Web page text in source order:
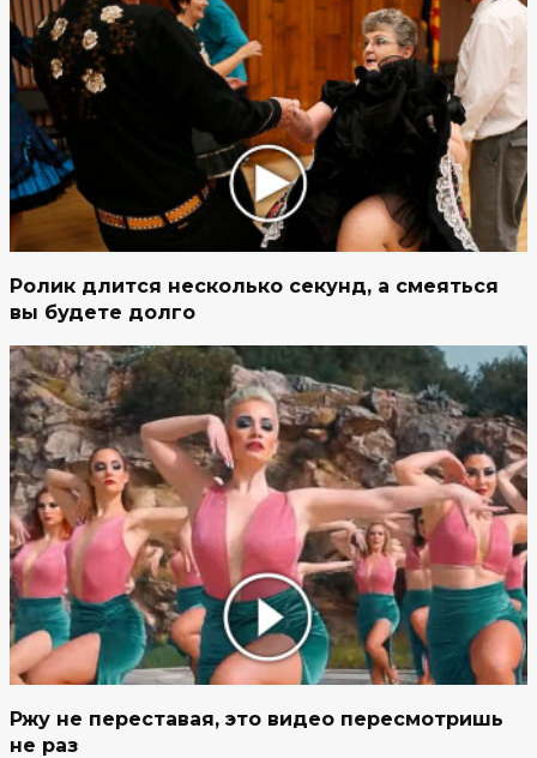
Ролик длится несколько секунд, а смеяться
вы будете долго
Ржу не переставая, это видео пересмотришь
не раз